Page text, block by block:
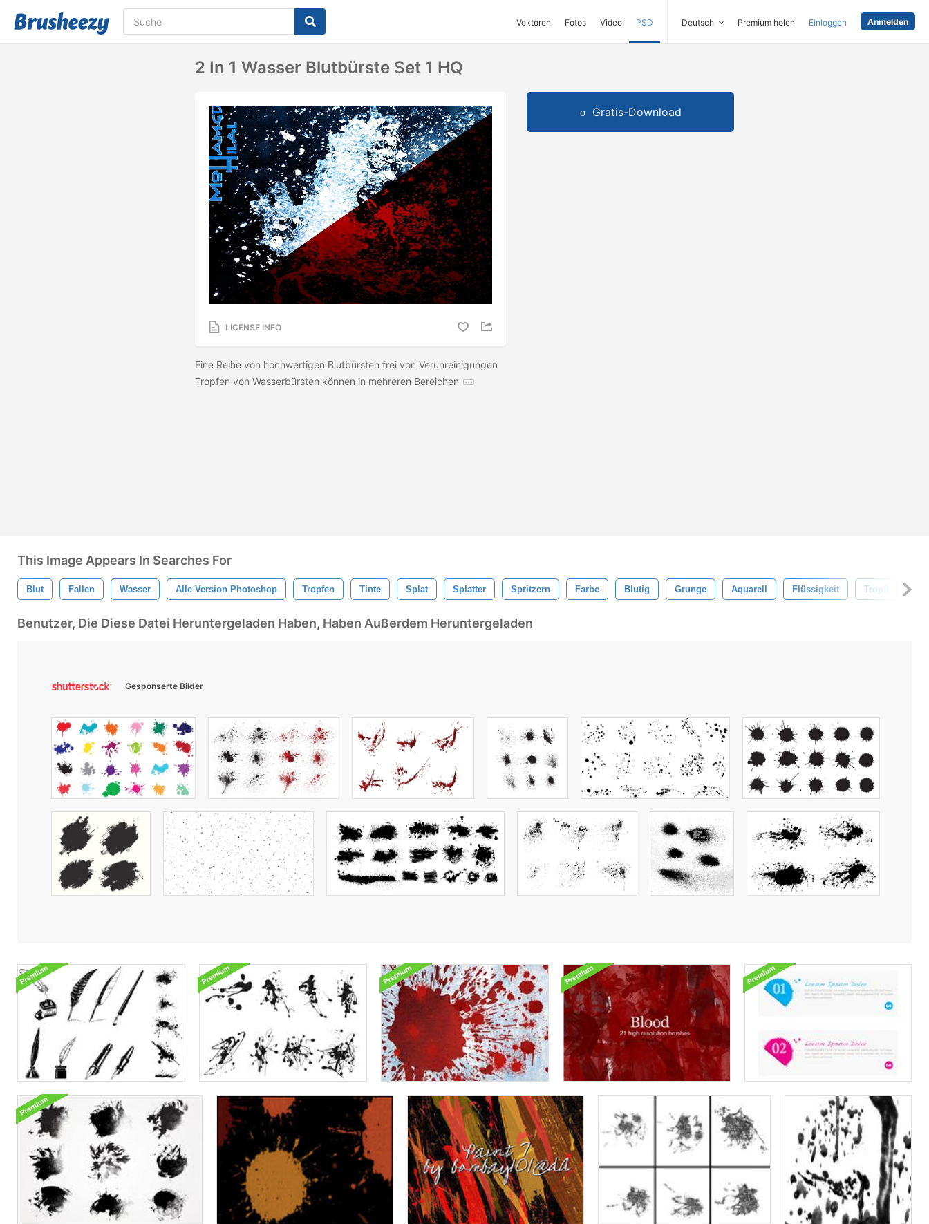
Vektoren Fotos Video PSD Deutsch Premium holen Einloggen Anmelden
2 In 1 Wasser Blutbürste Set 1 HQ
LICENSE INFO
Eine Reihe von hochwertigen Blutbürsten frei von Verunreinigungen
Tropfen von Wasserbürsten können in mehreren Bereichen
Gratis-Download
This Image Appears In Searches For
Blut Fallen Wasser Alle Version Photoshop Tropfen Tinte Splat Splatter Spritzern Farbe Blutig Grunge Aquarell Flüssigkeit Tropft
Benutzer, Die Diese Datei Heruntergeladen Haben, Haben Außerdem Heruntergeladen
Gesponserte Bilder